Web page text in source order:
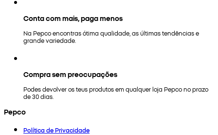
Conta com mais, paga menos
Na Pepco encontras ótima qualidade, as últimas tendências e
grande variedade.
Compra sem preocupações
Podes devolver os teus produtos em qualquer loja Pepco no prazo
de 30 dias.
Pepco
Política de Privacidade